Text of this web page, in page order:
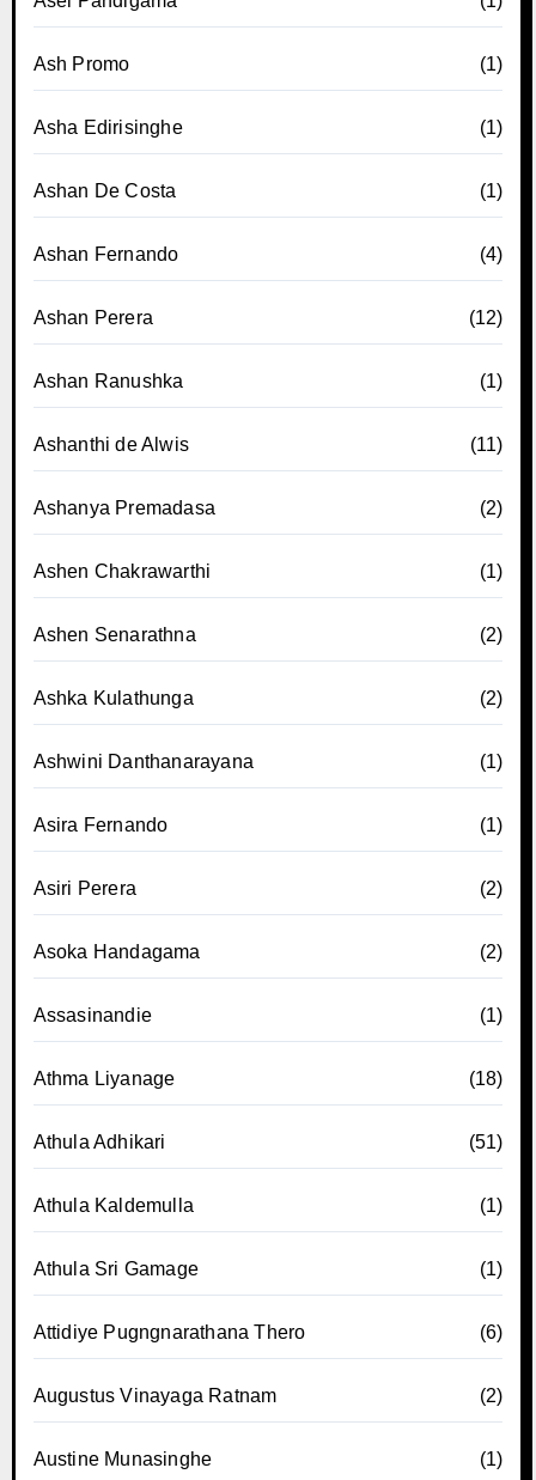
Ash Promo (1)
Asha Edirisinghe (1)
Ashan De Costa (1)
Ashan Fernando (4)
Ashan Perera (12)
Ashan Ranushka (1)
Ashanthi de Alwis (11)
Ashanya Premadasa (2)
Ashen Chakrawarthi (1)
Ashen Senarathna (2)
Ashka Kulathunga (2)
Ashwini Danthanarayana (1)
Asira Fernando (1)
Asiri Perera (2)
Asoka Handagama (2)
Assasinandie (1)
Athma Liyanage (18)
Athula Adhikari (51)
Athula Kaldemulla (1)
Athula Sri Gamage (1)
Attidiye Pugngnarathana Thero (6)
Augustus Vinayaga Ratnam (2)
Austine Munasinghe (1)